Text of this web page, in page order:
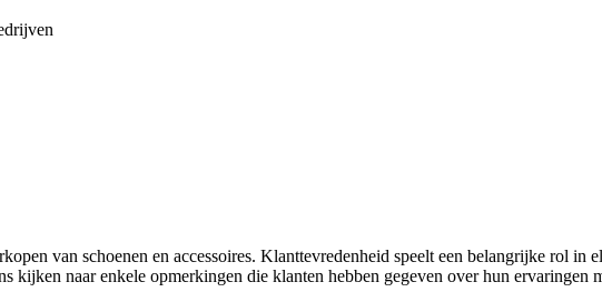
van schoenen en accessoires. Klanttevredenheid speelt een belangrijke rol in
kijken naar enkele opmerkingen die klanten hebben gegeven over hun ervaringen